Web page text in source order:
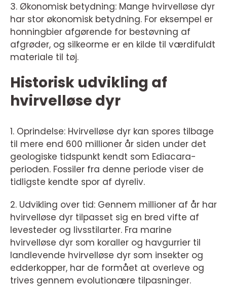
3. Økonomisk betydning: Mange hvirvelløse dyr
har stor økonomisk betydning. For eksempel er
honningbier afgørende for bestøvning af
afgrøder, og silkeorme er en kilde til værdifuldt
materiale til tøj.
Historisk udvikling af
hvirvelløse dyr
1. Oprindelse: Hvirvelløse dyr kan spores tilbage
til mere end 600 millioner år siden under det
geologiske tidspunkt kendt som Ediacara-
perioden. Fossiler fra denne periode viser de
tidligste kendte spor af dyreliv.
2. Udvikling over tid: Gennem millioner af år har
hvirvelløse dyr tilpasset sig en bred vifte af
levesteder og livsstilarter. Fra marine
hvirvelløse dyr som koraller og havgurrier til
landlevende hvirvelløse dyr som insekter og
edderkopper, har de formået at overleve og
trives gennem evolutionære tilpasninger.